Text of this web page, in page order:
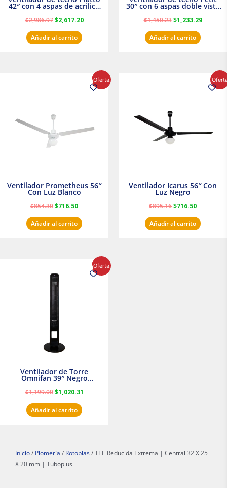
42″ con 4 aspas de acrilico
transparente
$2,986.97 $2,617.20
Añadir al carrito
30″ con 6 aspas doble vista
Satinado Masterfan
$1,450.23 $1,233.29
Añadir al carrito
¡Oferta!
Ventilador Prometheus 56″
Con Luz Blanco
$854.30$716.50
precio
actual
Añadir al carrito
Ventilador Icarus 56″ Con
Luz Negro
$895.16$716.50
precio
actual
Añadir al carrito
¡Oferta!
Ventilador de Torre
Omnifan 39″ Negro
Masterfan
$1,199.00
original
era:
$1,020.31
precio
actual
Añadir al carrito
Inicio / Plomería / Rotoplas / TEE Reducida Extrema | Central 32 X 25
X 20 mm | Tuboplus